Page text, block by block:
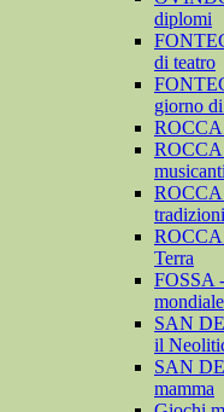
diplomi
di teatro
giorno
ROCCA
Terra
FOSSA
SAN
il
SAN
mamma